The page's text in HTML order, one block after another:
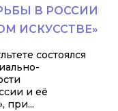
В РОССИИ
ИСКУССТВЕ»
состоялся
и её
при...